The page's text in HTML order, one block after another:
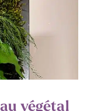
végétal